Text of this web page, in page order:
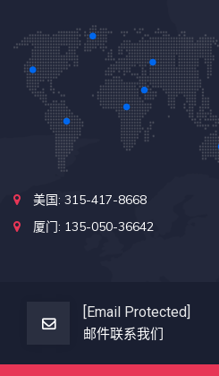
美国: 315-417-8668
厦门: 135-050-36642
[email Protected]
邮件联系我们